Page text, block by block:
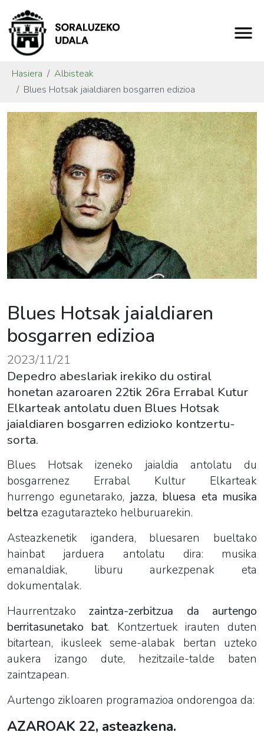
Hasiera
Albisteak
Blues Hotsak jaialdiaren bosgarren edizioa
Blues Hotsak jaialdiaren
bosgarren edizioa
2023/11/21
Depedro abeslariak irekiko du ostiral
honetan azaroaren 22tik 26ra Errabal Kutur
Elkarteak antolatu duen Blues Hotsak
jaialdiaren bosgarren edizioko kontzertu-
sorta.
Blues Hotsak izeneko jaialdia antolatu du
bosgarrenez Errabal Kultur Elkarteak
hurrengo egunetarako, jazza, bluesa eta musika
beltza ezagutarazteko helburuarekin.
Asteazkenetik igandera, bluesaren bueltako
hainbat jarduera antolatu dira: musika
emanaldiak, liburu aurkezpenak eta
dokumentalak.
Haurrentzakozaintza-zerbitzua da aurtengo
berritasunetako bat. Kontzertuek irauten duten
bitartean, ikusleek seme-alabak bertan uzteko
aukera izango dute, hezitzaile-talde baten
zaintzapean.
Aurtengo zikloaren programazioa ondorengoa da:
AZAROAK 22, asteazkena.